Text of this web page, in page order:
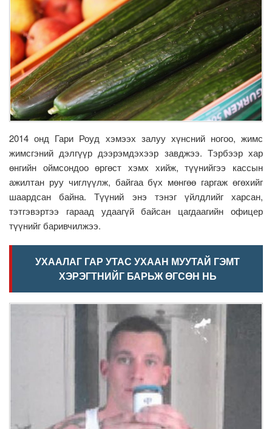
2014 онд Гари Роуд хэмээх залуу хүнсний ногоо, жимс
жимсгэний дэлгүүр дээрэмдэхээр завджээ. Тэрбээр хар
өнгийн оймсондоо өргөст хэмх хийж, түүнийгээ кассын
ажилтан руу чиглүүлж, байгаа бүх мөнгөө гаргаж өгөхийг
шаардсан байна. Түүний энэ тэнэг үйлдлийг харсан,
тэтгэвэртээ гараад удаагүй байсан цагдаагийн офицер
түүнийг баривчилжээ.
УХААЛАГ ГАР УТАС УХААН МУУТАЙ ГЭМТ
ХЭРЭГТНИЙГ БАРЬЖ ӨГСӨН НЬ